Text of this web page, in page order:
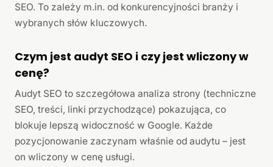
SEO. To zależy m.in. od konkurencyjności branży i
wybranych słów kluczowych.
Czym jest audyt SEO i czy jest wliczony w
cenę?
Audyt SEO to szczegółowa analiza strony (techniczne
SEO, treści, linki przychodzące) pokazująca, co
blokuje lepszą widoczność w Google. Każde
pozycjonowanie zaczynam właśnie od audytu – jest
on wliczony w cenę usługi.